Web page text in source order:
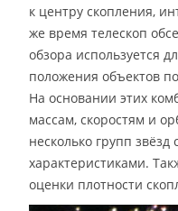
к центру скопления,
же время телескоп
обзора используется
положения объектов
На основании этих
массам, скоростям и
несколько групп
характеристиками.
оценки плотности